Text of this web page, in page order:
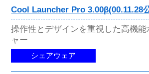
Cool Launcher Pro 3.00β(00.11.28
操作性とデザインを重視した高機
ャー
シェアウェア